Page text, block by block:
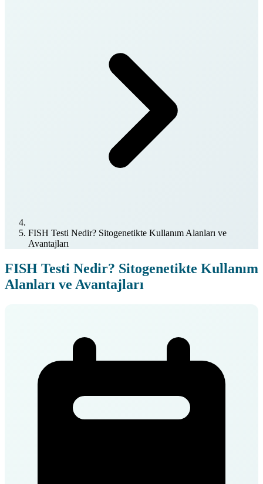
FISH Testi Nedir? Sitogenetikte Kullanım Alanları ve
Avantajları
FISH Testi Nedir? Sitogenetikte Kullanım
Alanları ve Avantajları